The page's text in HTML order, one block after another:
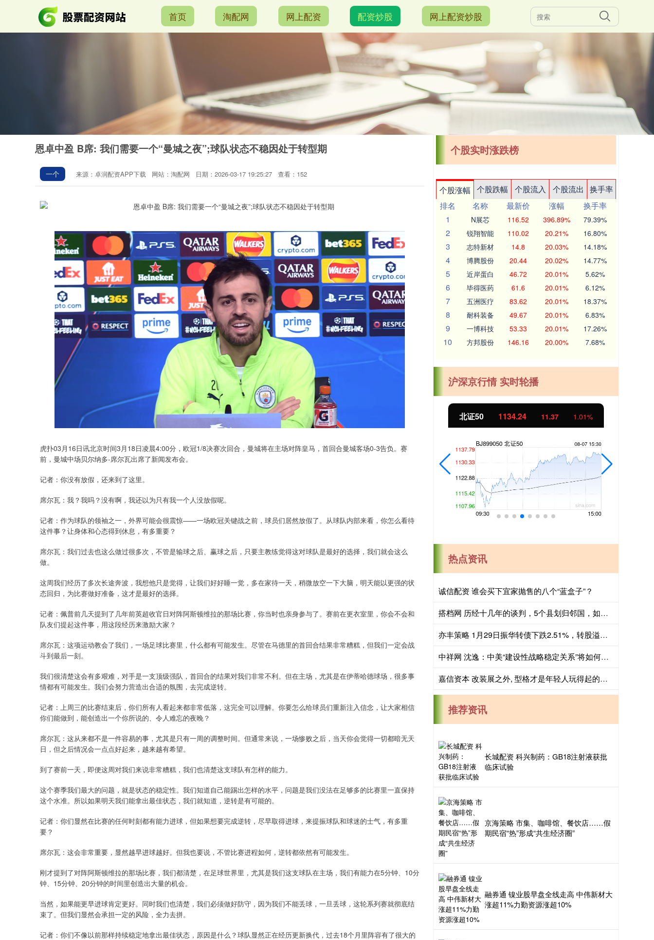
首页 淘配网 网上配资 配资炒股 网上配资炒股
恩卓中盈 B席: 我们需要一个“曼城之夜”;球队状态不稳因处于转型期
一个 来源：卓润配资APP下载 网站：淘配网 日期：2026-03-17 19:25:27 查看：152
虎扑03月16日讯北京时间3月18日凌晨4:00分，欧冠1/8决赛次回合，曼城将在主场对阵皇马，首回合曼城客场0-3告负。赛
前，曼城中场贝尔纳多-席尔瓦出席了新闻发布会。
记者：你没有放假，还来到了这里。
席尔瓦：我？我吗？没有啊，我还以为只有我一个人没放假呢。
记者：作为球队的领袖之一，外界可能会很震惊——一场欧冠关键战之前，球员们居然放假了。从球队内部来看，你怎么看待
这件事？让身体和心态得到休息，有多重要？
席尔瓦：我们过去也这么做过很多次，不管是输球之后、赢球之后，只要主教练觉得这对球队是最好的选择，我们就会这么
做。
这周我们经历了多次长途奔波，我想他只是觉得，让我们好好睡一觉，多在家待一天，稍微放空一下大脑，明天能以更强的状
态回归，为比赛做好准备，这才是最好的选择。
记者：佩普前几天提到了几年前英超收官日对阵阿斯顿维拉的那场比赛，你当时也亲身参与了。赛前在更衣室里，你会不会和
队友们提起这件事，用这段经历来激励大家？
席尔瓦：这项运动教会了我们，一场足球比赛里，什么都有可能发生。尽管在马德里的首回合结果非常糟糕，但我们一定会战
斗到最后一刻。
我们很清楚这会有多艰难，对手是一支顶级强队，首回合的结果对我们非常不利。但在主场，尤其是在伊蒂哈德球场，很多事
情都有可能发生。我们会努力营造出合适的氛围，去完成逆转。
记者：上周三的比赛结束后，你们所有人看起来都非常低落，这完全可以理解。你要怎么给球员们重新注入信念，让大家相信
你们能做到，能创造出一个你所说的、令人难忘的夜晚？
席尔瓦：这从来都不是一件容易的事，尤其是只有一周的调整时间。但通常来说，一场惨败之后，当天你会觉得一切都暗无天
日，但之后情况会一点点好起来，越来越有希望。
到了赛前一天，即便这周对我们来说非常糟糕，我们也清楚这支球队有怎样的能力。
这个赛季我们最大的问题，就是状态的稳定性。我们知道自己能踢出怎样的水平，问题是我们没法在足够多的比赛里一直保持
这个水准。所以如果明天我们能拿出最佳状态，我们就知道，逆转是有可能的。
记者：你们显然在比赛的任何时刻都有能力进球，但如果想要完成逆转，尽早取得进球，来提振球队和球迷的士气，有多重
要？
席尔瓦：这会非常重要，显然越早进球越好。但我也要说，不管比赛进程如何，逆转都依然有可能发生。
刚才提到了对阵阿斯顿维拉的那场比赛，我们都清楚，在足球世界里，尤其是我们这支球队在主场，我们有能力在5分钟、10分
钟、15分钟、20分钟的时间里创造出大量的机会。
当然，如果能更早进球肯定更好。同时我们也清楚，我们必须做好防守，因为我们不能丢球，一旦丢球，这轮系列赛就彻底结
束了。但我们显然会承担一定的风险，全力去拼。
记者：你们不像以前那样持续稳定地拿出最佳状态，原因是什么？球队显然正在经历更新换代，过去18个月里阵容有了很大的
个股实时涨跌榜
个股涨幅 个股跌幅 个股流入 个股流出
换手率
排名
名称 最新价 涨幅
换手率
1
N展芯 116.52 396.89% 79.39%
2 锐翔智能 110.02 20.21% 16.80%
3 志特新材 14.8 20.03% 14.18%
4 博腾股份 20.44 20.02% 14.77%
5 近岸蛋白 46.72 20.01% 5.62%
6 毕得医药 61.6 20.01% 6.12%
7 五洲医疗 83.62 20.01% 18.37%
8 耐科装备 49.67 20.01% 6.83%
9 一博科技 53.33 20.01% 17.26%
10 方邦股份 146.16 20.00% 7.68%
沪深京行情 实时轮播
深证成指 14311.01 200.89 1.42% 沪深300 4694.44 北证50 1134.24 11.37 1.01%
热点资讯
诚信配资 谁会买下宜家抛售的八个“蓝盒子”？
搭档网 历经十几年的谈判，5个县划归邻国，如今发展怎么样？
亦丰策略 1月29日振华转债下跌2.51%，转股溢价率36.45%
中祥网 沈逸：中美“建设性战略稳定关系”将如何指引两国与世界的未来？
嘉信资本 改装展之外, 型格才是年轻人玩得起的硬核座驾
推荐资讯
长城配资 科兴制药：GB18注射液获批
临床试验
京海策略 市集、咖啡馆、餐饮店……假
期民宿“热”形成“共生经济圈”
融券通 镍业股早盘全线走高 中伟新材大
涨超11%力勤资源涨超10%